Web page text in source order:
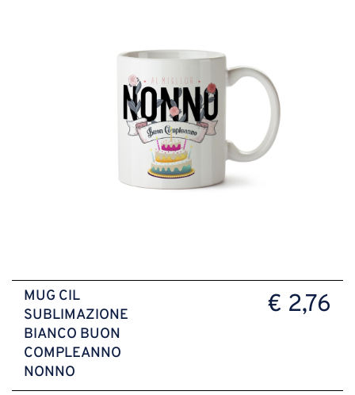
MUG CIL
SUBLIMAZIONE
BIANCO BUON
COMPLEANNO
NONNO
€ 2,76